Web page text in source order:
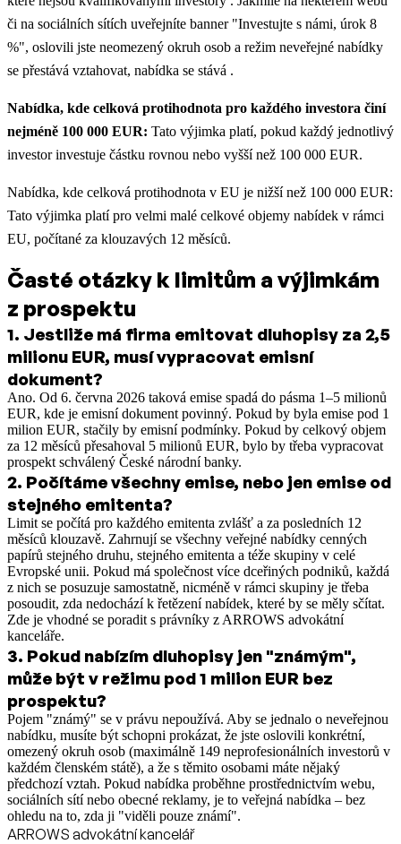
či na sociálních sítích uveřejníte banner "Investujte s námi, úrok 8
%", oslovili jste neomezený okruh osob a režim neveřejné nabídky
se přestává vztahovat, nabídka se stává .
Nabídka, kde celková protihodnota pro každého investora činí
nejméně 100 000 EUR: Tato výjimka platí, pokud každý jednotlivý
investor investuje částku rovnou nebo vyšší než 100 000 EUR.
Nabídka, kde celková protihodnota v EU je nižší než 100 000 EUR:
Tato výjimka platí pro velmi malé celkové objemy nabídek v rámci
EU, počítané za klouzavých 12 měsíců.
Časté otázky k limitům a výjimkám
z prospektu
1. Jestliže má firma emitovat dluhopisy za 2,5
milionu EUR, musí vypracovat emisní
dokument?
Ano. Od 6. června 2026 taková emise spadá do pásma 1–5 milionů
EUR, kde je emisní dokument povinný. Pokud by byla emise pod 1
milion EUR, stačily by emisní podmínky. Pokud by celkový objem
za 12 měsíců přesahoval 5 milionů EUR, bylo by třeba vypracovat
prospekt schválený České národní banky.
2. Počítáme všechny emise, nebo jen emise od
stejného emitenta?
Limit se počítá pro každého emitenta zvlášť a za posledních 12
měsíců klouzavě. Zahrnují se všechny veřejné nabídky cenných
papírů stejného druhu, stejného emitenta a téže skupiny v celé
Evropské unii. Pokud má společnost více dceřiných podniků, každá
z nich se posuzuje samostatně, nicméně v rámci skupiny je třeba
posoudit, zda nedochází k řetězení nabídek, které by se měly sčítat.
Zde je vhodné se poradit s právníky z ARROWS advokátní
kanceláře.
3. Pokud nabízím dluhopisy jen "známým",
může být v režimu pod 1 milion EUR bez
prospektu?
Pojem "známý" se v právu nepoužívá. Aby se jednalo o neveřejnou
nabídku, musíte být schopni prokázat, že jste oslovili konkrétní,
omezený okruh osob (maximálně 149 neprofesionálních investorů v
každém členském státě), a že s těmito osobami máte nějaký
předchozí vztah. Pokud nabídka proběhne prostřednictvím webu,
sociálních sítí nebo obecné reklamy, je to veřejná nabídka – bez
ohledu na to, zda ji "viděli pouze známí".
ARROWS advokátní kancelář